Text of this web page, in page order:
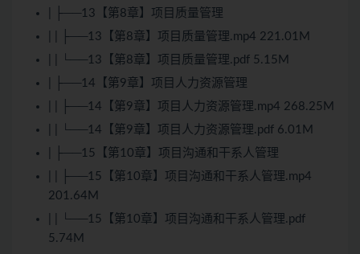
| ├──13【第8章】项目质量管理
| | ├──13【第8章】项目质量管理.mp4 221.01M
| | └──13【第8章】项目质量管理.pdf 5.15M
| ├──14【第9章】项目人力资源管理
| | ├──14【第9章】项目人力资源管理.mp4 268.25M
| | └──14【第9章】项目人力资源管理.pdf 6.01M
| ├──15【第10章】项目沟通和干系人管理
| | ├──15【第10章】项目沟通和干系人管理.mp4
201.64M
| | └──15【第10章】项目沟通和干系人管理.pdf
5.74M